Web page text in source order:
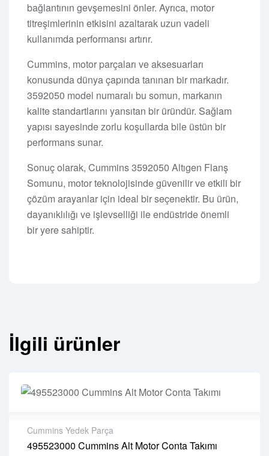
bağlantının gevşemesini önler. Ayrıca, motor
titreşimlerinin etkisini azaltarak uzun vadeli
kullanımda performansı artırır.
Cummins, motor parçaları ve aksesuarları
konusunda dünya çapında tanınan bir markadır.
3592050 model numaralı bu somun, markanın
kalite standartlarını yansıtan bir üründür. Sağlam
yapısı sayesinde zorlu koşullarda bile üstün bir
performans sunar.
Sonuç olarak, Cummins 3592050 Altıgen Flanş
Somunu, motor teknolojisinde güvenilir ve etkili bir
çözüm arayanlar için ideal bir seçenektir. Bu ürün,
dayanıklılığı ve işlevselliği ile endüstride önemli
bir yere sahiptir.
İlgili ürünler
Cummins Yedek Parça
495523000 Cummins Alt Motor Conta Takımı
2 years warranty